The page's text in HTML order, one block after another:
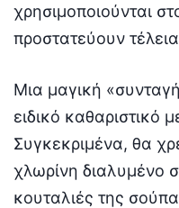
χρησιμοποιούνται
προστατεύουν
Μια μαγική
ειδικό καθαριστικό
Συγκεκριμένα, θα
χλωρίνη διαλυμένο
κουταλιές της